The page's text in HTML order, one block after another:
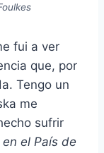
fui a ver
que, por
Tengo un
me
sufrir
el País de